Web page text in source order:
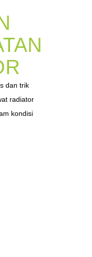
dan trik
radiator
kondisi